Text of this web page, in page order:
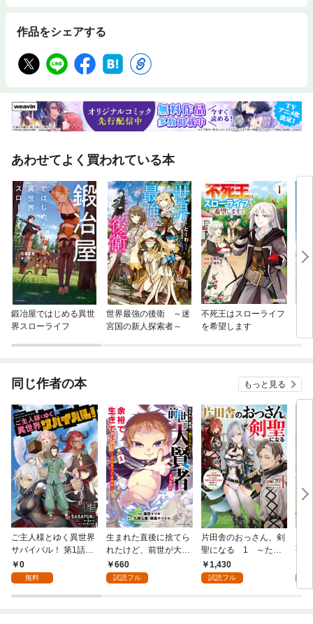
作品をシェアする
あわせてよく買われている本
鍛冶屋ではじめる異世
界スローライフ
世界最強の後衛 ～迷
宮国の新人探索者～
不死王はスローライフ
を希望します
同じ作者の本 もっと見る
ご主人様とゆく異世界
サバイバル！ 第1話
【単話版】
0
無料
生まれた直後に捨てら
れたけど、前世が大賢
者だったので余裕で生
きてます ～最強赤ち
660
試読フル
片田舎のおっさん、剣
聖になる 1 ～ただ
の田舎の剣術師範だっ
たのに、大成した弟子
1,430
試読フル
聖
り